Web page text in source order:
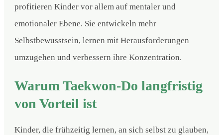
profitieren Kinder vor allem auf mentaler und
emotionaler Ebene. Sie entwickeln mehr
Selbstbewusstsein, lernen mit Herausforderungen
umzugehen und verbessern ihre Konzentration.
Warum Taekwon-Do langfristig
von Vorteil ist
Kinder, die frühzeitig lernen, an sich selbst zu glauben,